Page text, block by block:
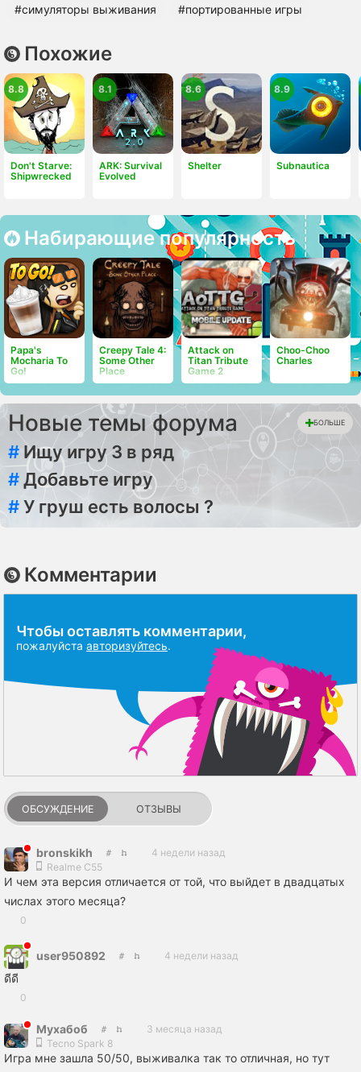
#симуляторы выживания #портированные игры
Похожие
Don't Starve:
Shipwrecked
8.8
ARK: Survival
Evolved
8.1
Shelter
8.6
Subnautica
8.9
Набирающие популярность
Papa's
Mocharia To
Go!
Creepy Tale 4:
Some Other
Place
Attack on
Titan Tribute
Game 2
Choo-Choo
Charles
Новые темы форума БОЛЬШЕ
# Ищу игру 3 в ряд
#Добавьте игру
#У груш есть волосы ?
Комментарии
Чтобы оставлять комментарии,
пожалуйста авторизуйтесь.
ОБСУЖДЕНИЕ ОТЗЫВЫ
bronskikh
4 недели назад
Realme C55
И чем эта версия отличается от той, что выйдет в двадцатых
числах этого месяца?
0
user950892 4 недели назад
ดีดี
0
Мухабоб
3 месяца назад
Tecno Spark 8
Игра мне зашла 50/50, выживалка так то отличная, но тут